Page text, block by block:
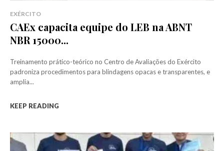
EXÉRCITO
CAEx capacita equipe do LEB na ABNT
NBR 15000...
Treinamento prático-teórico no Centro de Avaliações do Exército
padroniza procedimentos para blindagens opacas e transparentes, e
amplia...
KEEP READING